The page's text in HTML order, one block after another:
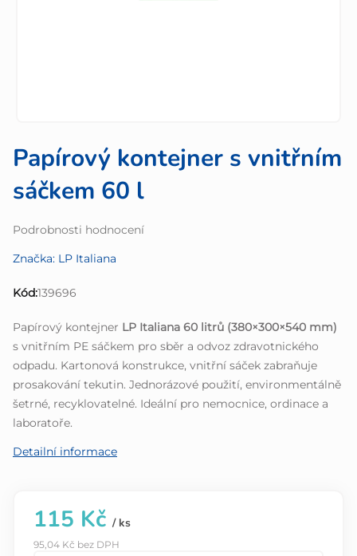
Papírový kontejner s vnitřním
sáčkem 60 l
Průměrné
produktu
0,0
Podrobnosti hodnocení
Značka: LP Italiana
Kód:139696
Papírový kontejner LP Italiana 60 litrů (380×300×540 mm)
s vnitřním PE sáčkem pro sběr a odvoz zdravotnického
odpadu. Kartonová konstrukce, vnitřní sáček zabraňuje
prosakování tekutin. Jednorázové použití, environmentálně
šetrné, recyklovatelné. Ideální pro nemocnice, ordinace a
laboratoře.
Detailní informace
115 Kč / ks
95,04 Kč bez DPH